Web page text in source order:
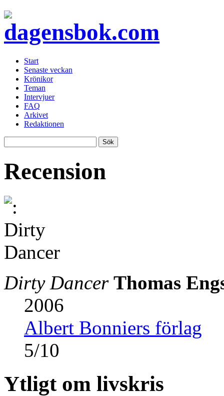
Start
Senaste veckan
Krönikor
Teman
Intervjuer
FAQ
Arkivet
Redaktionen
Recension
Dirty Dancer Thomas
2006
Albert Bonniers förlag
5/10
Ytligt om livskris